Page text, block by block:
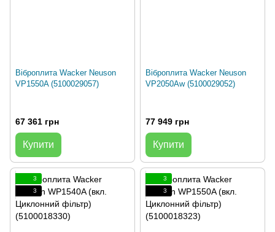
Віброплита Wacker Neuson
VP1550A (5100029057)
67 361 грн
Купити
Віброплита Wacker Neuson
VP2050Aw (5100029052)
77 949 грн
Купити
3
3
3
3